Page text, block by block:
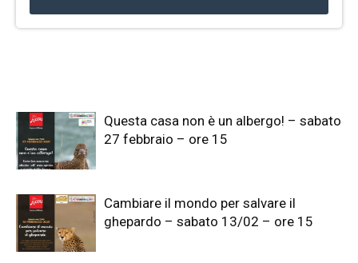
Questa casa non è un albergo! – sabato
27 febbraio – ore 15
Cambiare il mondo per salvare il
ghepardo – sabato 13/02 – ore 15